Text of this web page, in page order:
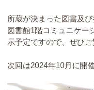
所蔵が決まった図書及
図書館1階コミュニケー
示予定ですので、ぜひご
次回は2024年10月に開